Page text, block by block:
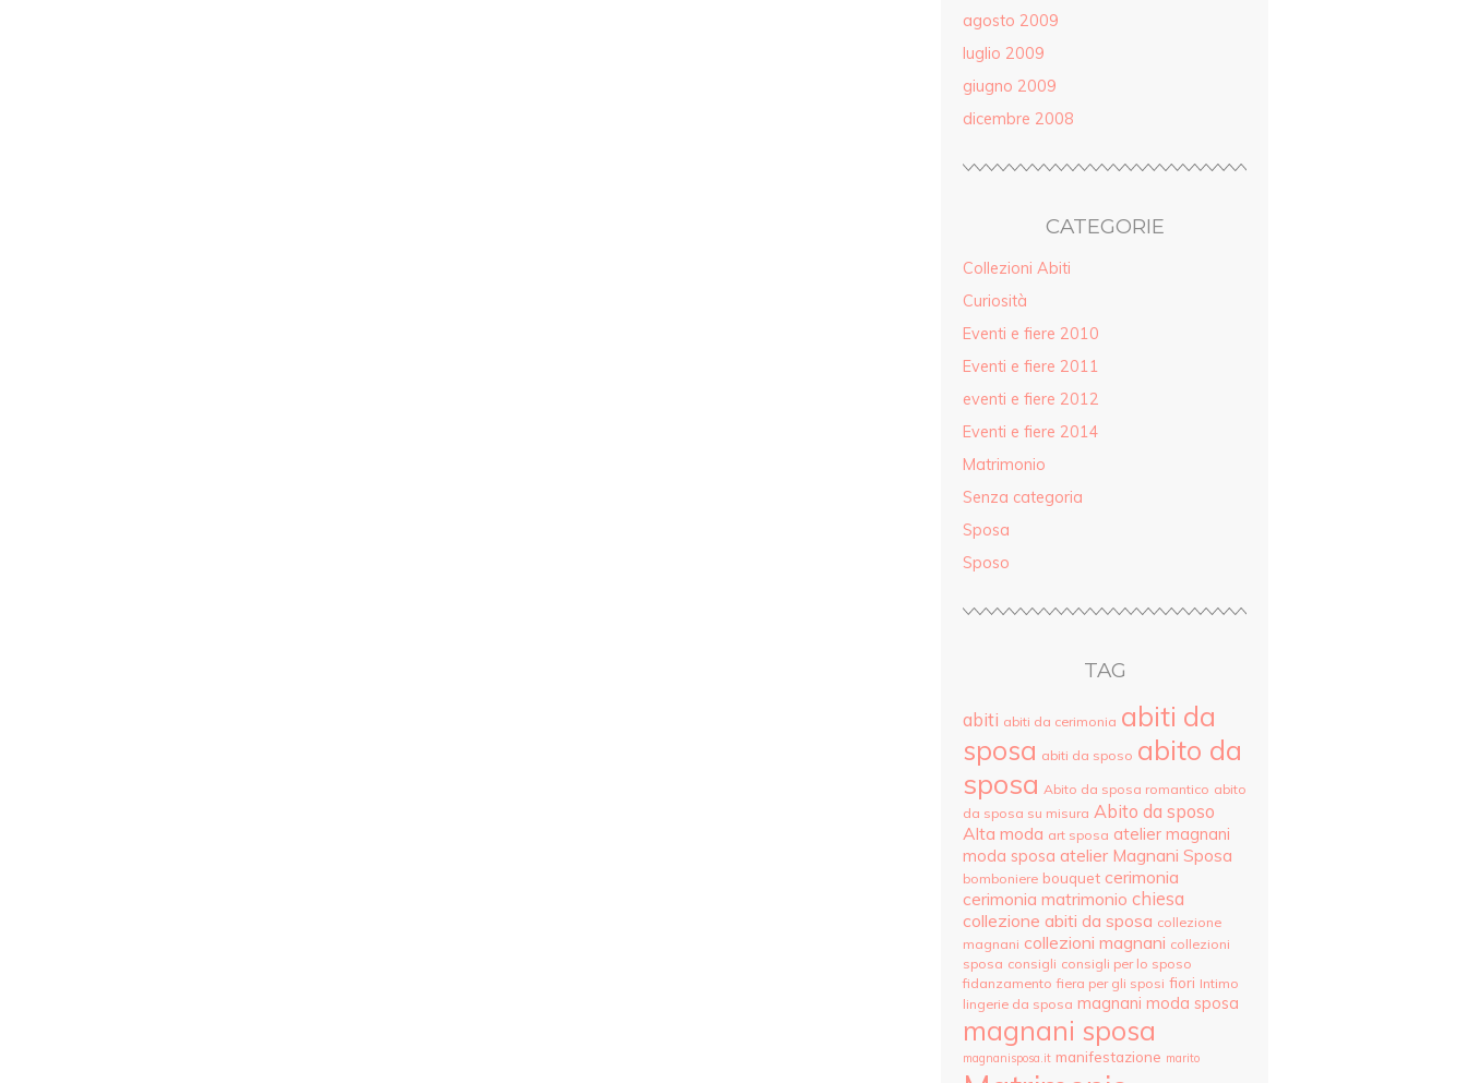
agosto 2009
luglio 2009
giugno 2009
dicembre 2008
CATEGORIE
Collezioni Abiti
Curiosità
Eventi e fiere 2010
Eventi e fiere 2011
eventi e fiere 2012
Eventi e fiere 2014
Matrimonio
Senza categoria
Sposa
Sposo
TAG
abiti abiti da cerimonia abiti da
sposa abiti da sposo abito da
sposa Abito da sposa romantico abito
da sposa su misura Abito da sposo
Alta moda art sposa atelier magnani
moda sposa atelier Magnani Sposa
bomboniere bouquet cerimonia
cerimonia matrimonio chiesa
collezione abiti da sposa collezione
magnani collezioni magnani collezioni
sposa consigli consigli per lo sposo
fidanzamento fiera per gli sposi fiori Intimo
lingerie da sposa magnani moda sposa
magnani sposa
magnanisposa.it manifestazione marito